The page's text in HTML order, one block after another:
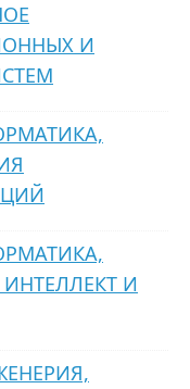
И
И